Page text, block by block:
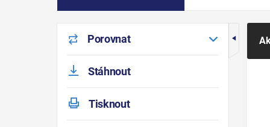
Porovnat
Stáhnout
Tisknout